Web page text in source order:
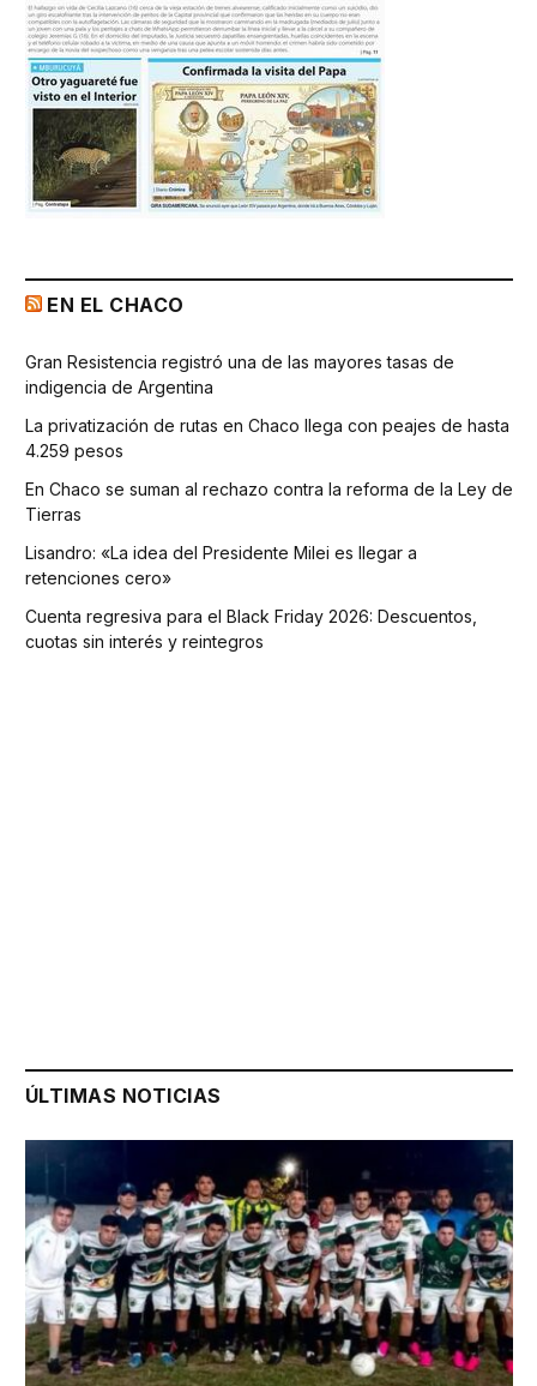
EN EL CHACO
Gran Resistencia registró una de las mayores tasas de
indigencia de Argentina
La privatización de rutas en Chaco llega con peajes de hasta
4.259 pesos
En Chaco se suman al rechazo contra la reforma de la Ley de
Tierras
Lisandro: «La idea del Presidente Milei es llegar a
retenciones cero»
Cuenta regresiva para el Black Friday 2026: Descuentos,
cuotas sin interés y reintegros
ÚLTIMAS NOTICIAS